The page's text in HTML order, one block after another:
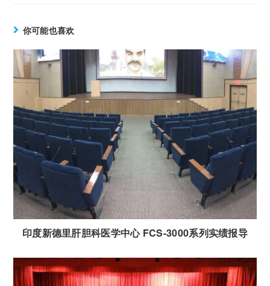
你可能也喜欢
印度新德里肝胆科医学中心 FCS-3000系列实绩报导